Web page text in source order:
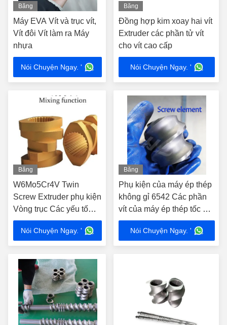
Băng
hình
Máy EVA Vít và trục vít,
Vít đôi Vít làm ra Máy
nhựa
Nói Chuyện Ngay. '
Băng
hình
Đồng hợp kim xoay hai vít
Extruder các phần tử vít
cho vít cao cấp
Nói Chuyện Ngay. '
Băng
hình
W6Mo5Cr4V Twin
Screw Extruder phụ kiện
Vòng trục Các yếu tố
dây công nghiệp
Nói Chuyện Ngay. '
Băng
hình
Phụ kiện của máy ép thép
không gỉ 6542 Các phần
vít của máy ép thép tốc độ
cao
Nói Chuyện Ngay. '